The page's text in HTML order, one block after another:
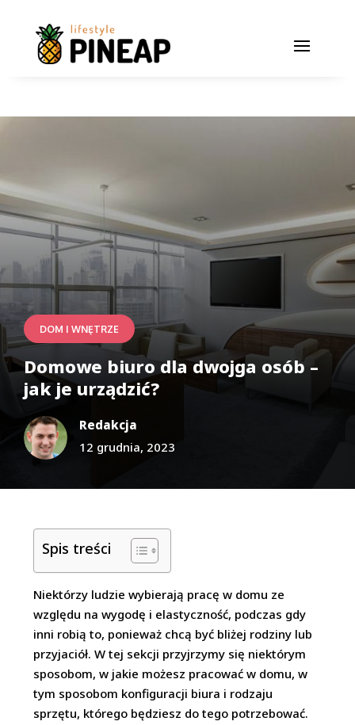
DOM I WNĘTRZE
Domowe biuro dla dwojga osób –
jak je urządzić?
Redakcja
12 grudnia, 2023
Spis treści
Niektórzy ludzie wybierają pracę w domu ze
względu na wygodę i elastyczność, podczas gdy
inni robią to, ponieważ chcą być bliżej rodziny lub
przyjaciół. W tej sekcji przyjrzymy się niektórym
sposobom, w jakie możesz pracować w domu, w
tym sposobom konfiguracji biura i rodzaju
sprzętu, którego będziesz do tego potrzebować.